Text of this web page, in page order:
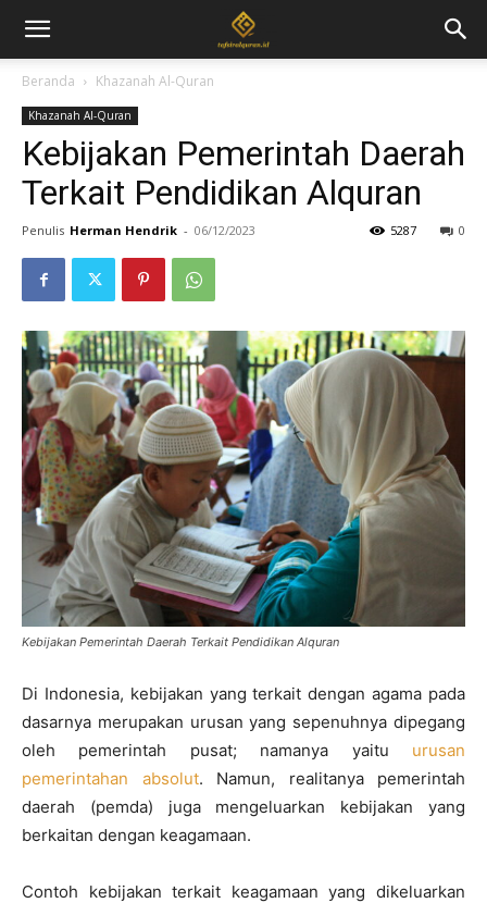
Beranda Khazanah Al-Quran
Khazanah Al-Quran
Kebijakan Pemerintah Daerah
Terkait Pendidikan Alquran
Penulis Herman Hendrik - 06/12/2023 0
5287
Kebijakan Pemerintah Daerah Terkait Pendidikan Alquran
Di Indonesia, kebijakan yang terkait dengan agama pada
dasarnya merupakan urusan yang sepenuhnya dipegang
oleh pemerintah pusat; namanya yaitu urusan
pemerintahan absolut. Namun, realitanya pemerintah
daerah (pemda) juga mengeluarkan kebijakan yang
berkaitan dengan keagamaan.
Contoh kebijakan terkait keagamaan yang dikeluarkan